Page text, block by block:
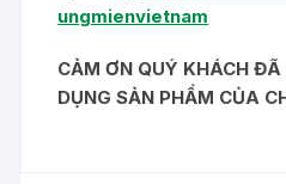
ungmienvietnam
CẢM ƠN QUÝ KHÁCH
DỤNG SẢN PHẨM CỦA